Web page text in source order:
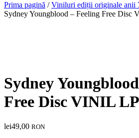
Prima pagină /Viniluri ediții originale anii
Sydney Youngblood – Feeling Free Disc
Sydney
Free Disc VINIL
lei49,00 RON